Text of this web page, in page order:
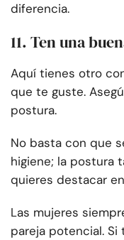
diferencia.
11. Ten una
Aquí tienes otro
que te guste.
postura.
No basta con que
higiene; la postura
quieres destacar
Las mujeres
pareja potencial.